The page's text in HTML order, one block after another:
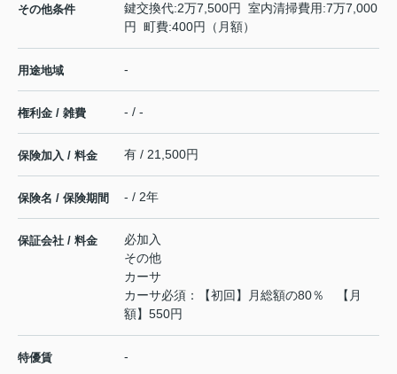
その他条件
鍵交換代:2万7,500円 室内清掃費用:7万7,000
円 町費:400円（月額）
用途地域 -
権利金 / 雑費 - / -
保険加入 / 料金 有 / 21,500円
保険名 / 保険期間 - / 2年
保証会社 / 料金
必加入
その他
カーサ
カーサ必須：【初回】月総額の80％ 【月
額】550円
特優賃 -